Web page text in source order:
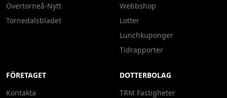
Övertorneå-Nytt
Tornedalsbladet
Webbshop
Lotter
Lunchkuponger
Tidrapporter
FÖRETAGET
Kontakta
DOTTERBOLAG
TRM Fastigheter